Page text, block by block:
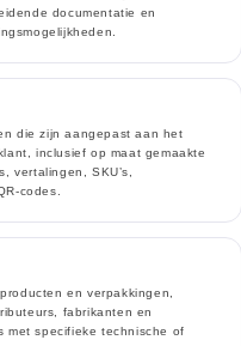
documentatie en
die zijn aangepast aan het
inclusief op maat gemaakte
vertalingen, SKU’s,
codes.
en verpakkingen,
fabrikanten en
met specifieke technische of